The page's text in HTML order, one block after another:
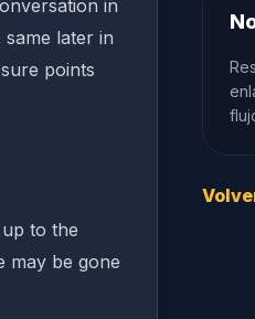
in
later in
points
to the
may be gone